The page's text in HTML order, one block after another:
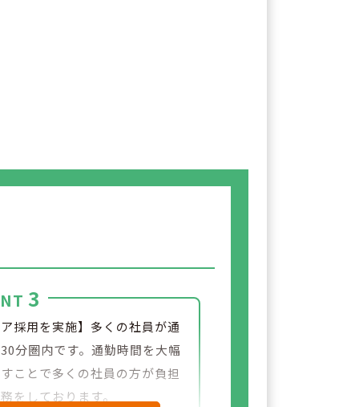
3
採用を実施】多くの社員が通
分圏内です。通勤時間を大幅
ことで多くの社員の方が負担
をしております。